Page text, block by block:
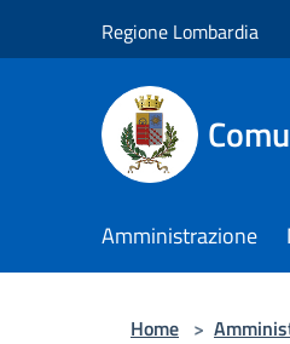
Regione Lombardia
Amministrazione
Home >